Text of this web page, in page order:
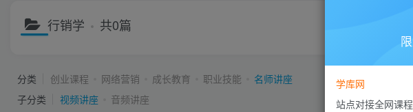
行销学 共0篇
分类 创业课程 网络营销 成长教育 职业技能
名师讲座
子分类
视频讲座
音频讲座
学库网
站点对接全网课